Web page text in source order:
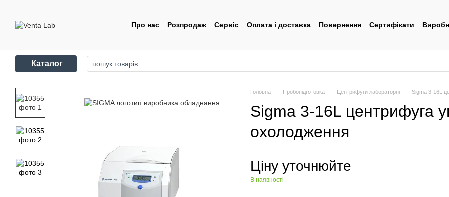
Про нас Розпродаж Сервіс Оплата і доставка Повернення Сертифікати
Каталог
Головна Пробопідготовка Центрифуги лабораторні Sigma 3-16L
Sigma 3-16L центрифуга
охолодження
Ціну уточнюйте
В наявності